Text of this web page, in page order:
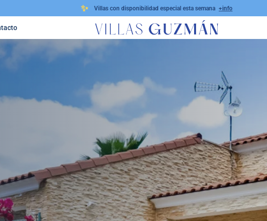
✨ Villas con disponibilidad especial esta semana +info